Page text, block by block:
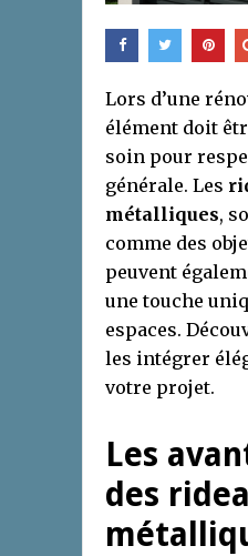
Lors d’une
élément doit
soin pour
générale. Les
métalliques,
comme des
peuvent
une touche
espaces.
les intégrer
votre projet.
Les
des